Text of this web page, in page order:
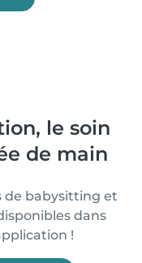
le soin
de main
de babysitting et
dans
!